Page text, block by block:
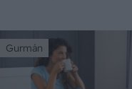
Gurmán